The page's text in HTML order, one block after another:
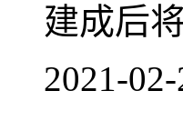
建成后
2021-02-